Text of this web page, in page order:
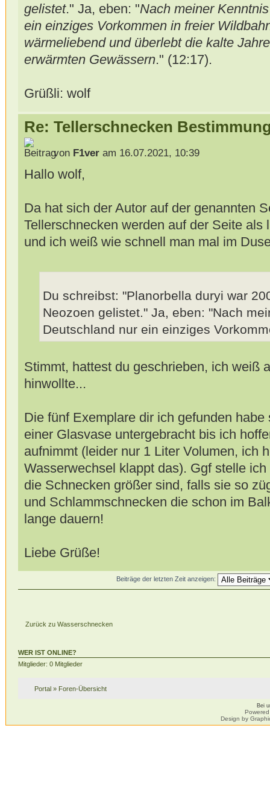
gelistet." Ja, eben: "Nach meiner
ein einziges Vorkommen in freier
wärmeliebend und überlebt die kalte
erwärmten Gewässern." (12:17).
Grüßli: wolf
Re: Tellerschnecken
von F1veram 16.07.2021, 10:39
Hallo wolf,
Da hat sich der Autor auf der genannten
Tellerschnecken werden auf der Seite als
und ich weiß wie schnell man mal im
Du schreibst: "Planorbella duryi war
Neozoen gelistet." Ja, eben: "Nach
Deutschland nur ein einziges
Stimmt, hattest du geschrieben, ich weiß
hinwollte...
Die fünf Exemplare dir ich gefunden
einer Glasvase untergebracht bis ich
aufnimmt (leider nur 1 Liter Volumen, ich
Wasserwechsel klappt das). Ggf stelle
die Schnecken größer sind, falls sie so
und Schlammschnecken die schon im
lange dauern!
Liebe Grüße!
Beiträge der letzten Zeit anzeigen:
Zurück zu Wasserschnecken
WER IST ONLINE?
Mitglieder: 0 Mitglieder
Portal» Foren-Übersicht
Bei
Design by